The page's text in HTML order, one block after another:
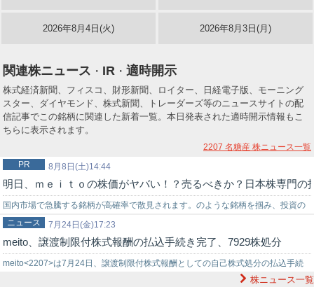
2026年8月4日(火) 2026年8月3日(月)
関連株ニュース ・ IR ・ 適時開示
株式経済新聞、フィスコ、財形新聞、ロイター、日経電子版、モーニング
スター、ダイヤモンド、株式新聞、トレーダーズ等のニュースサイトの配
信記事でこの銘柄に関連した新着一覧。本日発表された適時開示情報もこ
ちらに表示されます。
2207 名糖産 株ニュース一覧
8月8日(土)14:44
PR
明日、ｍｅｉｔｏの株価がヤバい！？売るべきか？日本株専門
国内市場で急騰する銘柄が高確率で散見されます。のような銘柄を掴み、投資の
世界でチャンスを狙うなら信頼できる投資助言を得ることが重要です。弊社では
投資戦略に困っている初心者の投資家様をサポートする環境を…
7月24日(金)17:23
ニュース
meito、譲渡制限付株式報酬の払込手続き完了、7929株処分
meito<2207>は7月24日、譲渡制限付株式報酬としての自己株式処分の払込手続
きが完了したと発表した。同社は6月25日の取締役会で決議した処分…株ニュース一覧